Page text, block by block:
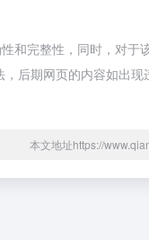
和完整性，同时，对于
后期网页的内容如出
本文地址https://